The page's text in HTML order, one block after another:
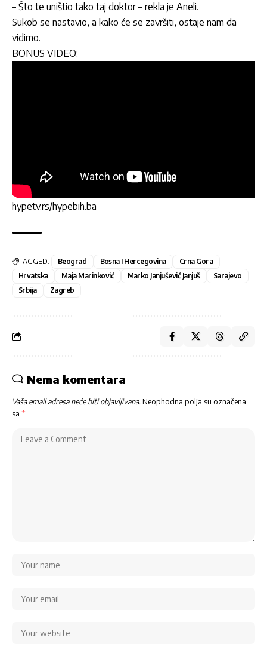
– Što te uništio tako taj doktor – rekla je Aneli.
Sukob se nastavio, a kako će se završiti, ostaje nam da
vidimo.
BONUS VIDEO:
hypetv.rs/hypebih.ba
TAGGED: Beograd Bosna I Hercegovina
Crna Gora
Hrvatska
Maja Marinković Marko Janjušević Janjuš
Sarajevo
Srbija
Zagreb
Nema komentara
Vaša email adresa neće biti objavljivana. Neophodna polja su označena
sa *